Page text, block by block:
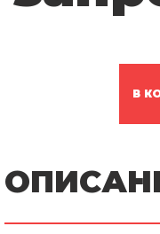
В